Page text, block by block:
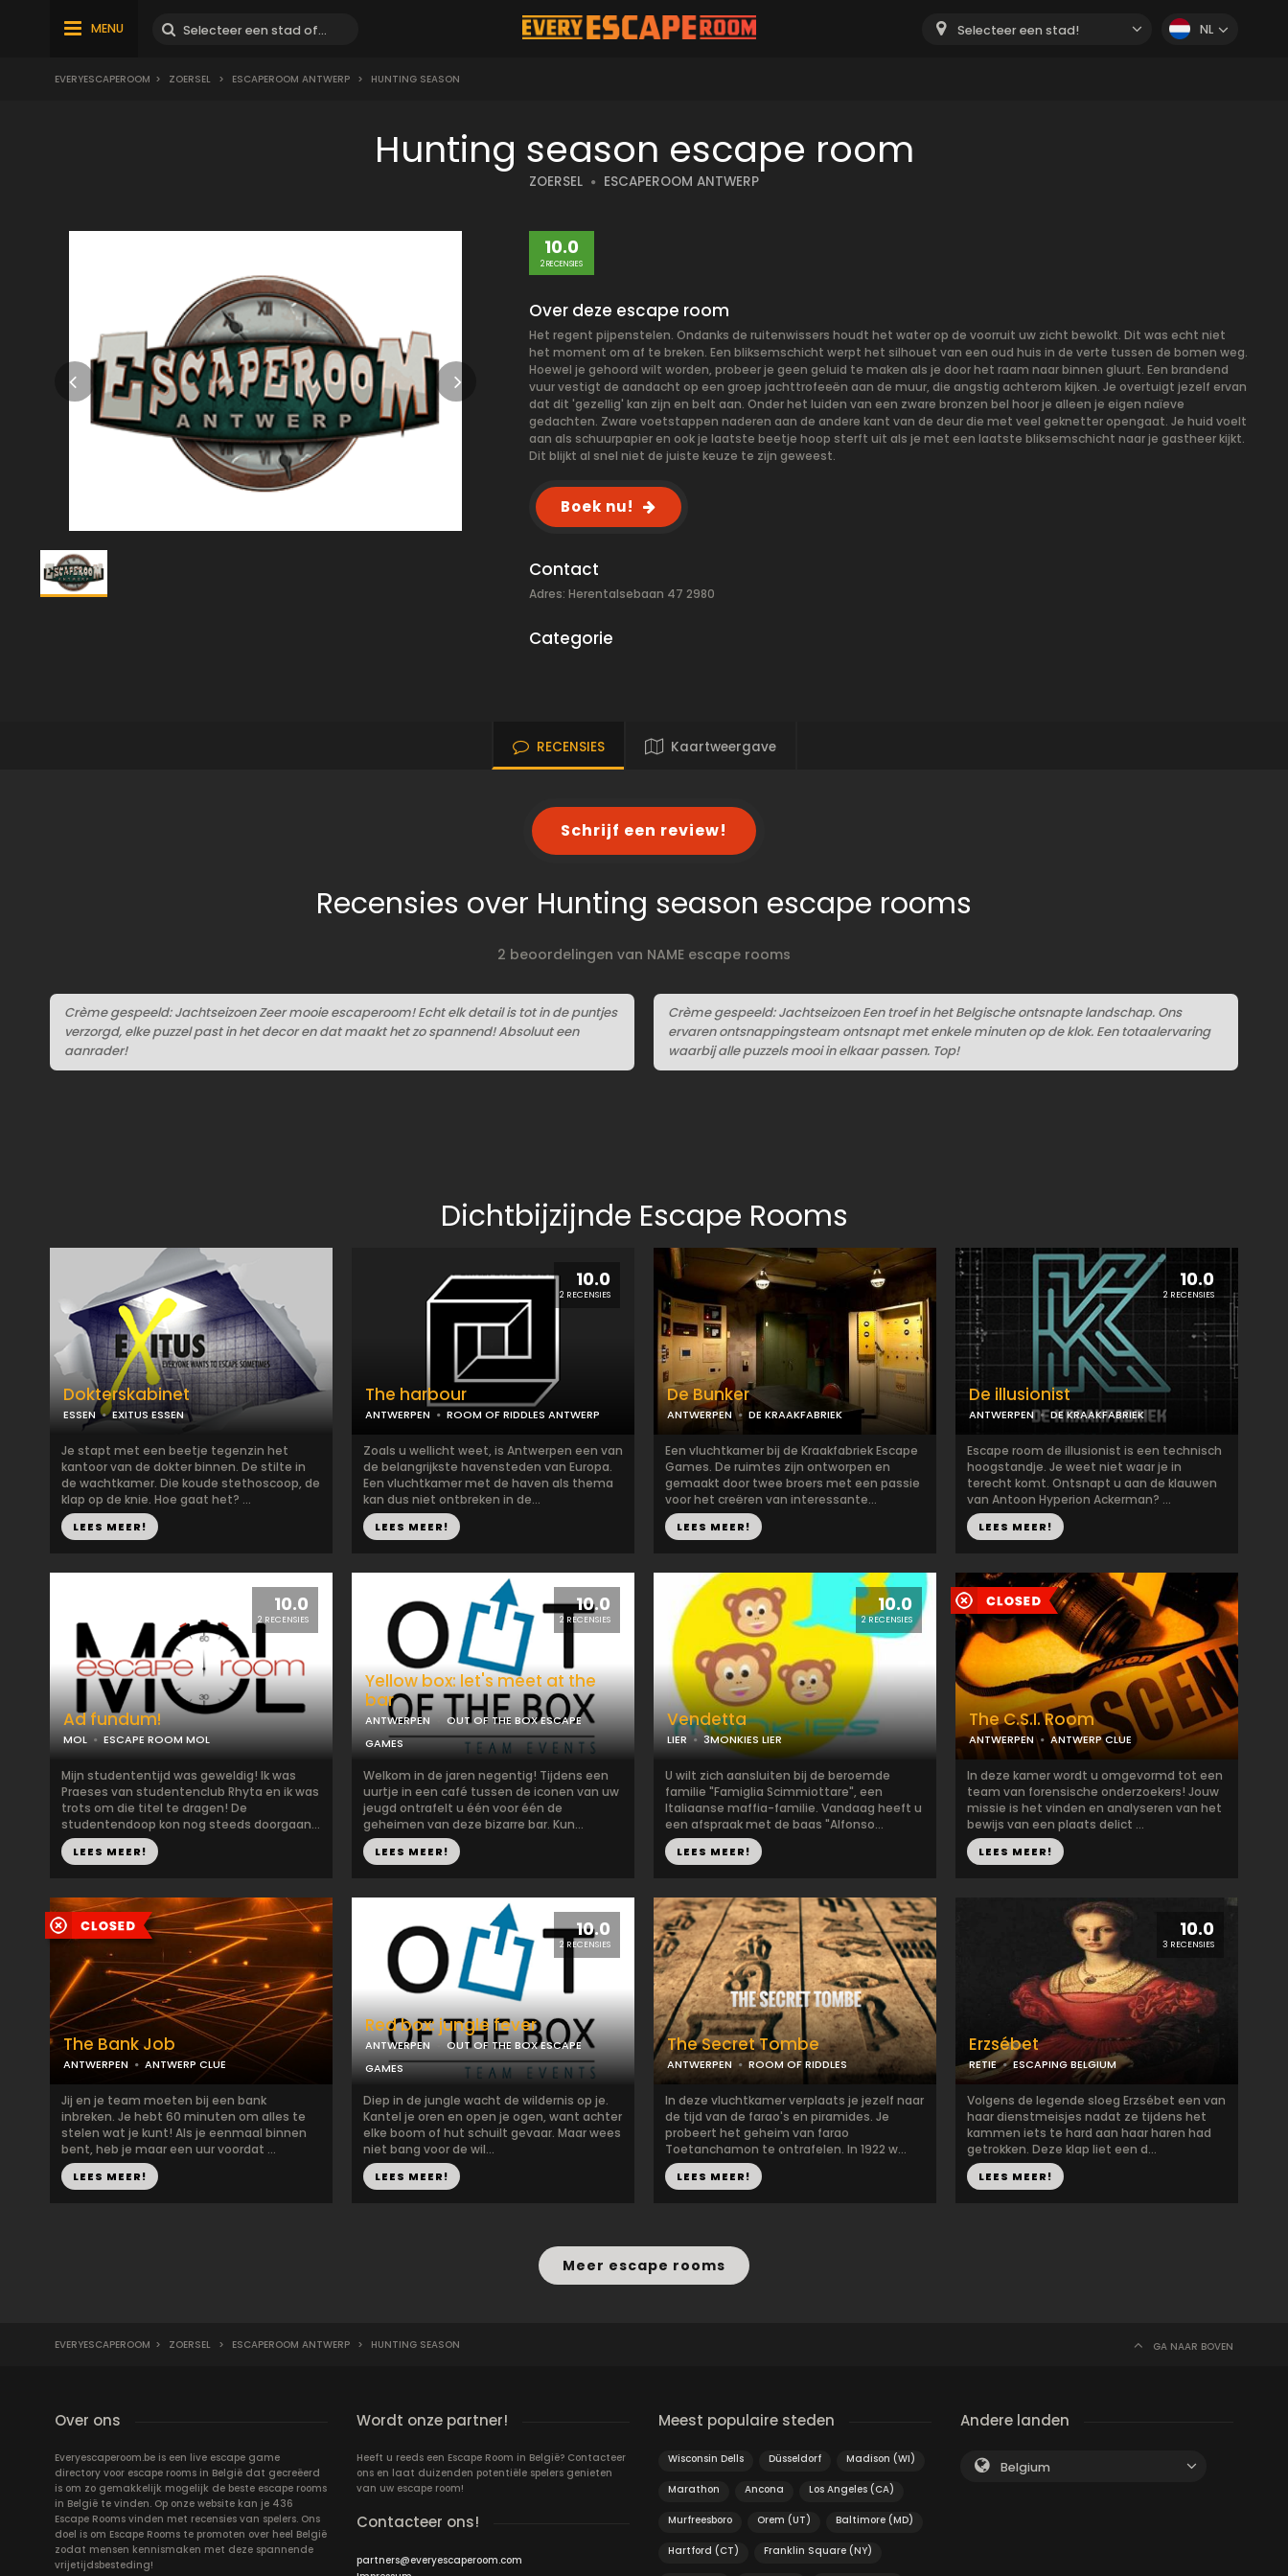
MENU Selecteer een stad! NL
EVERYESCAPEROOM > ZOERSEL > ESCAPEROOM ANTWERP > HUNTING SEASON
Hunting season escape room
ZOERSEL ESCAPEROOM ANTWERP
10.0
2 RECENSIES
Over deze escape room
Het regent pijpenstelen. Ondanks de ruitenwissers houdt het water op de voorruit uw zicht bewolkt. Dit was echt niet
het moment om af te breken. Een bliksemschicht werpt het silhouet van een oud huis in de verte tussen de bomen weg.
Hoewel je gehoord wilt worden, probeer je geen geluid te maken als je door het raam naar binnen gluurt. Een brandend
vuur vestigt de aandacht op een groep jachttrofeeën aan de muur, die angstig achterom kijken. Je overtuigt jezelf ervan
dat dit 'gezellig' kan zijn en belt aan. Onder het luiden van een zware bronzen bel hoor je alleen je eigen naïeve
gedachten. Zware voetstappen naderen aan de andere kant van de deur die met veel geknetter opengaat. Je huid voelt
aan als schuurpapier en ook je laatste beetje hoop sterft uit als je met een laatste bliksemschicht naar je gastheer kijkt.
Dit blijkt al snel niet de juiste keuze te zijn geweest.
Boek nu!
Contact
Adres: Herentalsebaan 47 2980
Categorie
RECENSIES Kaartweergave
Schrijf een review!
Recensies over Hunting season escape rooms
2 beoordelingen van NAME escape rooms
Crème gespeeld: Jachtseizoen Zeer mooie escaperoom! Echt elk detail is tot in de puntjes
verzorgd, elke puzzel past in het decor en dat maakt het zo spannend! Absoluut een
aanrader!
Crème gespeeld: Jachtseizoen Een troef in het Belgische ontsnapte landschap. Ons
ervaren ontsnappingsteam ontsnapt met enkele minuten op de klok. Een totaalervaring
waarbij alle puzzels mooi in elkaar passen. Top!
Dichtbijzijnde Escape Rooms
Dokterskabinet
ESSEN EXITUS ESSEN
Je stapt met een beetje tegenzin het
kantoor van de dokter binnen. De stilte in
de wachtkamer. Die koude stethoscoop, de
klap op de knie. Hoe gaat het? ...
LEES MEER!
10.0
2 RECENSIES
The harbour
ANTWERPEN ROOM OF RIDDLES ANTWERP
Zoals u wellicht weet, is Antwerpen een van
de belangrijkste havensteden van Europa.
Een vluchtkamer met de haven als thema
kan dus niet ontbreken in de...
LEES MEER!
De Bunker
ANTWERPEN DE KRAAKFABRIEK
Een vluchtkamer bij de Kraakfabriek Escape
Games. De ruimtes zijn ontworpen en
gemaakt door twee broers met een passie
voor het creëren van interessante...
LEES MEER!
10.0
2 RECENSIES
De illusionist
ANTWERPEN DE KRAAKFABRIEK
Escape room de illusionist is een technisch
hoogstandje. Je weet niet waar je in
terecht komt. Ontsnapt u aan de klauwen
van Antoon Hyperion Ackerman? ...
LEES MEER!
10.0
2 RECENSIES
Ad fundum!
MOL ESCAPE ROOM MOL
Mijn studententijd was geweldig! Ik was
Praeses van studentenclub Rhyta en ik was
trots om die titel te dragen! De
studentendoop kon nog steeds doorgaan...
LEES MEER!
10.0
2 RECENSIES
Yellow box: let's meet at the
bar
ANTWERPEN
OUT OF THE BOX ESCAPE
GAMES
Welkom in de jaren negentig! Tijdens een
uurtje in een café tussen de iconen van uw
jeugd ontrafelt u één voor één de
geheimen van deze bizarre bar. Kun...
LEES MEER!
10.0
2 RECENSIES
Vendetta
LIER 3MONKIES LIER
U wilt zich aansluiten bij de beroemde
familie "Famiglia Scimmiottare", een
Italiaanse maffia-familie. Vandaag heeft u
een afspraak met de baas "Alfonso...
LEES MEER!
The C.S.I. Room
ANTWERPEN ANTWERP CLUE
In deze kamer wordt u omgevormd tot een
team van forensische onderzoekers! Jouw
missie is het vinden en analyseren van het
bewijs van een plaats delict ...
LEES MEER!
The Bank Job
ANTWERPEN ANTWERP CLUE
Jij en je team moeten bij een bank
inbreken. Je hebt 60 minuten om alles te
stelen wat je kunt! Als je eenmaal binnen
bent, heb je maar een uur voordat ...
LEES MEER!
10.0
2 RECENSIES
Red box: jungle fever
ANTWERPEN
OUT OF THE BOX ESCAPE
GAMES
Diep in de jungle wacht de wildernis op je.
Kantel je oren en open je ogen, want achter
elke boom of hut schuilt gevaar. Maar wees
niet bang voor de wil...
LEES MEER!
The Secret Tombe
ANTWERPEN ROOM OF RIDDLES
In deze vluchtkamer verplaats je jezelf naar
de tijd van de farao's en piramides. Je
probeert het geheim van farao
Toetanchamon te ontrafelen. In 1922 w...
LEES MEER!
10.0
3 RECENSIES
Erzsébet
RETIE ESCAPING BELGIUM
Volgens de legende sloeg Erzsébet een van
haar dienstmeisjes nadat ze tijdens het
kammen iets te hard aan haar haren had
getrokken. Deze klap liet een d...
LEES MEER!
Meer escape rooms
EVERYESCAPEROOM > ZOERSEL > ESCAPEROOM ANTWERP > HUNTING SEASON GA NAAR BOVEN
Over ons
Everyescaperoom.be is een live escape game
directory voor escape rooms in België dat gecreëerd
is om zo gemakkelijk mogelijk de beste escape rooms
in België te vinden. Op onze website kan je 436
Escape Rooms vinden met recensies van spelers. Ons
doel is om Escape Rooms te promoten over heel België
zodat mensen kennismaken met deze spannende
vrijetijdsbesteding!
Wordt onze partner!
Heeft u reeds een Escape Room in België? Contacteer
ons en laat duizenden potentiële spelers genieten
van uw escape room!
Contacteer ons!
partners@everyescaperoom.com
Meest populaire steden
Wisconsin Dells Düsseldorf Madison (WI)
Marathon Ancona Los Angeles (CA)
Murfreesboro Orem (UT) Baltimore (MD)
Hartford (CT) Franklin Square (NY)
Andere landen
Belgium